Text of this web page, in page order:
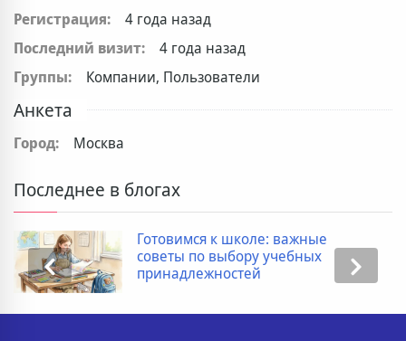
Регистрация:
4 года назад
Последний визит:
4 года назад
Группы:
Компании, Пользователи
Анкета
Город: Москва
Последнее в блогах
Готовимся к школе: важные
советы по выбору учебных
принадлежностей